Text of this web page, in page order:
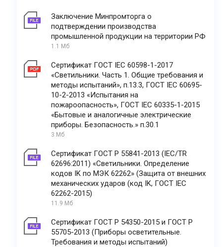
Заключение Минпромторга о
подтверждении производства
промышленной продукции на территории РФ
1.1 Мб
Сертификат ГОСТ IEC 60598-1-2017
«Светильники. Часть 1. Общие требования и
методы испытаний», п.13.3, ГОСТ IEC 60695-
10-2-2013 «Испытания на
пожароопасность», ГОСТ IEC 60335-1-2015
«Бытовые и аналогичные электрические
приборы. Безопасность.» п.30.1
3 Мб
Сертификат ГОСТ Р 55841-2013 (IEC/TR
62696:2011) «Светильники. Определение
кодов IK по МЭК 62262» (Защита от внешних
механических ударов (код IK, ГОСТ IEC
62262-2015)
11.9 Мб
Сертификат ГОСТ Р 54350-2015 и ГОСТ Р
55705-2013 (Приборы осветительные.
Требования и методы испытаний)